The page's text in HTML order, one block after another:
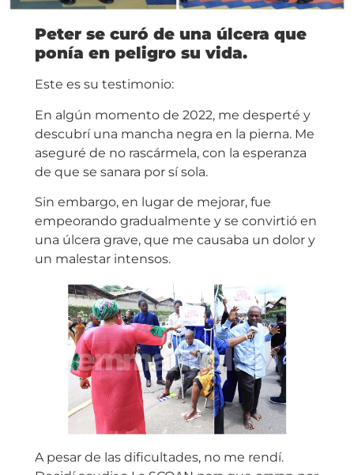
Peter se curó de una úlcera que
ponía en peligro su vida.
Este es su testimonio:
En algún momento de 2022, me desperté y
descubrí una mancha negra en la pierna. Me
aseguré de no rascármela, con la esperanza
de que se sanara por sí sola.
Sin embargo, en lugar de mejorar, fue
empeorando gradualmente y se convirtió en
una úlcera grave, que me causaba un dolor y
un malestar intensos.
A pesar de las dificultades, no me rendí.